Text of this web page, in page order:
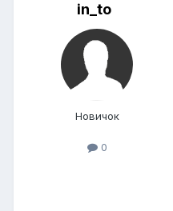
in_to
Новичок
0